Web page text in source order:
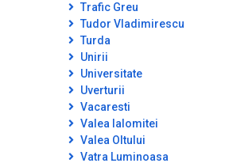
Trafic Greu
Tudor Vladimirescu
Turda
Unirii
Universitate
Uverturii
Vacaresti
Valea Ialomitei
Valea Oltului
Vatra Luminoasa